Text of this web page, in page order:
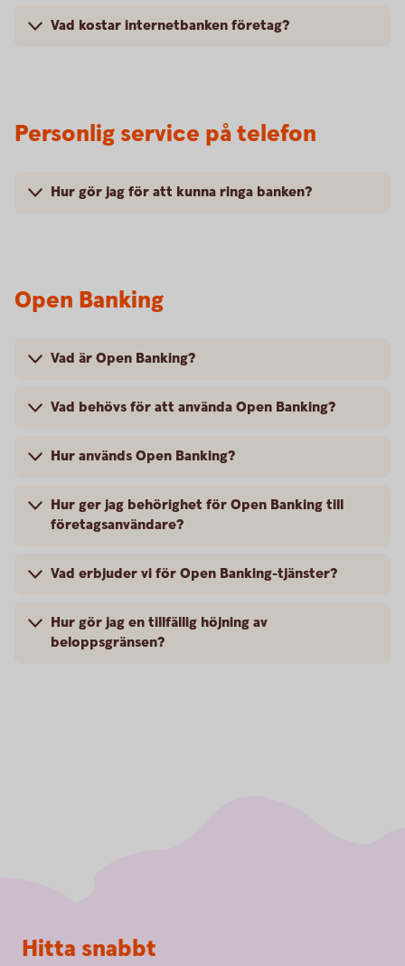
Vad kostar internetbanken företag?
Personlig service på telefon
Hur gör jag för att kunna ringa banken?
Open Banking
Vad är Open Banking?
Vad behövs för att använda Open Banking?
Hur används Open Banking?
Hur ger jag behörighet för Open Banking till
företagsanvändare?
Vad erbjuder vi för Open Banking-tjänster?
Hur gör jag en tillfällig höjning av
beloppsgränsen?
Sidfot
Hitta snabbt